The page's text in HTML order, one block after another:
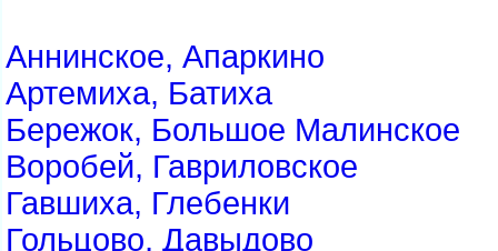
Аннинское, Апаркино
Артемиха, Батиха
Бережок, Большое Малинское
Воробей, Гавриловское
Гавшиха, Глебенки
Гольцово, Давыдово